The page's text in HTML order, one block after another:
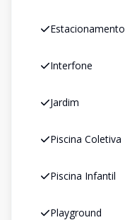
Estacionamento
Interfone
Jardim
Piscina Coletiva
Piscina Infantil
Playground